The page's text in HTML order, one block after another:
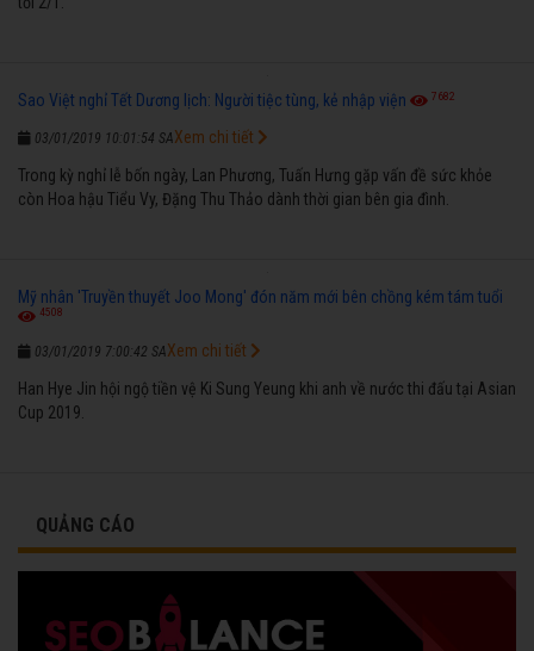
Sao Việt nghỉ Tết Dương lịch: Người tiệc tùng, kẻ nhập viện 7682
03/01/2019 10:01:54 SA
Trong kỳ nghỉ lễ bốn ngày, Lan Phương, Tuấn Hưng gặp vấn đề sức khỏe
còn Hoa hậu Tiểu Vy, Đặng Thu Thảo dành thời gian bên gia đình.
Xem chi tiết
Mỹ nhân 'Truyền thuyết Joo Mong' đón năm mới bên chồng kém tám tuổi
4508
03/01/2019 7:00:42 SA
Han Hye Jin hội ngộ tiền vệ Ki Sung Yeung khi anh về nước thi đấu tại Asian
Cup 2019.
Xem chi tiết
QUẢNG CÁO